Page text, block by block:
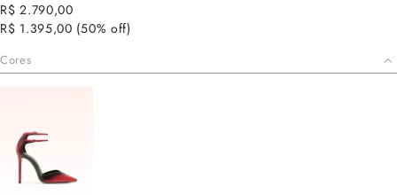
R$ 2.790,00
R$ 1.395,00 (50% off)
Cores